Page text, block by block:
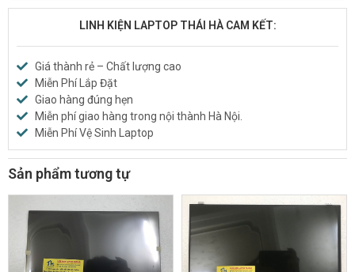
LINH KIỆN LAPTOP THÁI HÀ CAM KẾT:
Giá thành rẻ – Chất lượng cao
Miễn Phí Lắp Đặt
Giao hàng đúng hẹn
Miễn phí giao hàng trong nội thành Hà Nội.
Miễn Phí Vệ Sinh Laptop
Sản phẩm tương tự